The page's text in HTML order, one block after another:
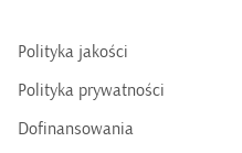
Polityka jakości
Polityka prywatności
Dofinansowania